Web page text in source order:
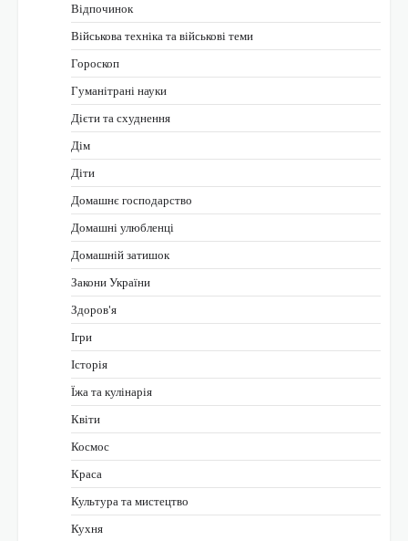
Відпочинок
Військова техніка та військові теми
Гороскоп
Гуманітрані науки
Дієти та схуднення
Дім
Діти
Домашнє господарство
Домашні улюбленці
Домашній затишок
Закони України
Здоров'я
Ігри
Історія
Їжа та кулінарія
Квіти
Космос
Краса
Культура та мистецтво
Кухня